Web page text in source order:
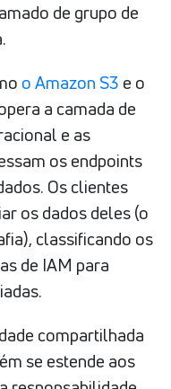
de grupo de
o Amazon S3 e o
a camada de
e as
os endpoints
Os clientes
os dados deles (o
classificando os
de IAM para
compartilhada
se estende aos